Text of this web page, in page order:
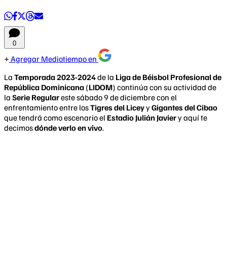
0
Agregar Mediotiempo en
La Temporada 2023-2024de la Liga de Béisbol Profesional de
República Dominicana (LIDOM) continúa con su actividad de
la Serie Regulareste sábado 9 de diciembre con el
enfrentamiento entre losTigres del LiceyyGigantes del Cibao
que tendrá como escenario el Estadio Julián Javiery aquí te
decimosdónde verlo en vivo.